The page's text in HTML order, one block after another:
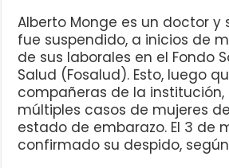
Alberto Monge es un doctor y
fue suspendido, a inicios de
de sus laborales en el Fondo
Salud (Fosalud). Esto, luego
compañeras de la
múltiples casos de mujeres
estado de embarazo. El 3 de
confirmado su despido,